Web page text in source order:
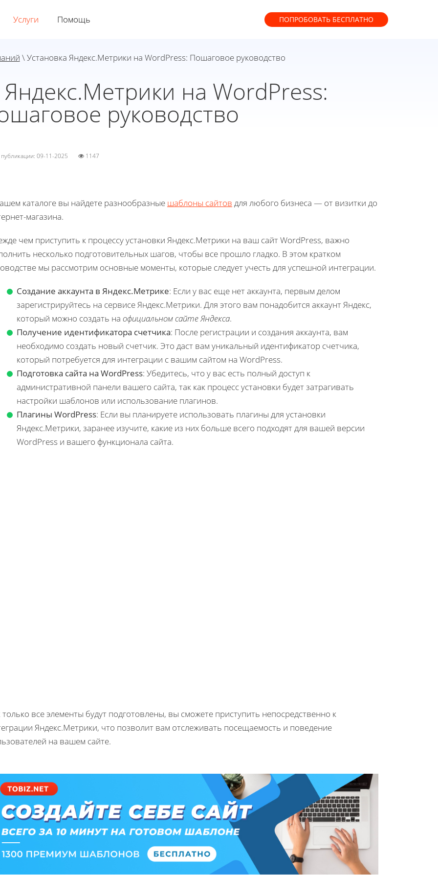
Услуги Помощь ПОПРОБОВАТЬ БЕСПЛАТНО
\ Установка Яндекс.Метрики на WordPress: Пошаговое руководство
на WordPress:
руководство
публикации: 09-11-2025 1147
каталоге вы найдете разнообразные шаблоны сайтов для любого бизнеса — от визитки до
магазина.
чем приступить к процессу установки Яндекс.Метрики на ваш сайт WordPress, важно
несколько подготовительных шагов, чтобы все прошло гладко. В этом кратком
мы рассмотрим основные моменты, которые следует учесть для успешной интеграции.
Создание аккаунта в Яндекс.Метрике: Если у вас еще нет аккаунта, первым делом
зарегистрируйтесь на сервисе Яндекс.Метрики. Для этого вам понадобится аккаунт Яндекс,
который можно создать на официальном сайте Яндекса.
Получение идентификатора счетчика: После регистрации и создания аккаунта, вам
необходимо создать новый счетчик. Это даст вам уникальный идентификатор счетчика,
который потребуется для интеграции с вашим сайтом на WordPress.
Подготовка сайта на WordPress: Убедитесь, что у вас есть полный доступ к
административной панели вашего сайта, так как процесс установки будет затрагивать
настройки шаблонов или использование плагинов.
Плагины WordPress: Если вы планируете использовать плагины для установки
Яндекс.Метрики, заранее изучите, какие из них больше всего подходят для вашей версии
WordPress и вашего функционала сайта.
только все элементы будут подготовлены, вы сможете приступить непосредственно к
Яндекс.Метрики, что позволит вам отслеживать посещаемость и поведение
на вашем сайте.